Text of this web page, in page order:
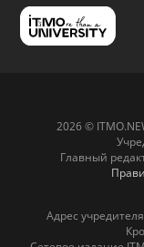
2026 ©
Главный
Адрес